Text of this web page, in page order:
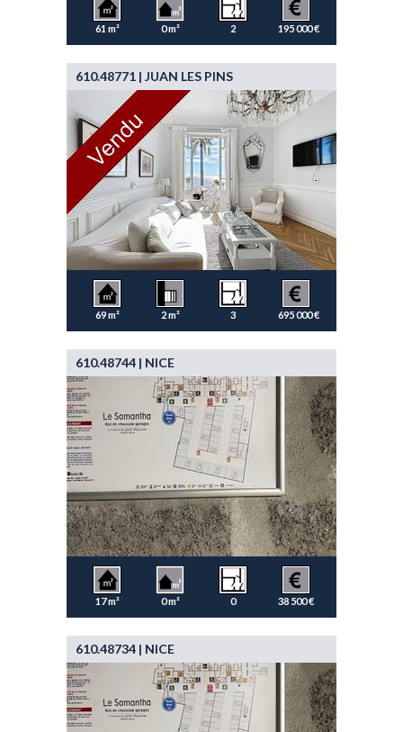
61 m² 0 m² 2 195 000 €
610.48771 | JUAN LES PINS
69 m² 2 m² 3 695 000 €
610.48744 | NICE
17 m² 0 m² 0 38 500 €
610.48734 | NICE